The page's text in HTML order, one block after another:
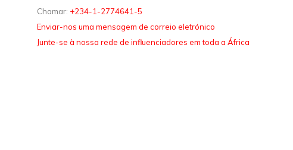
Chamar: +234-1-2774641-5
Enviar-nos uma mensagem de correio eletrónico
Junte-se à nossa rede de influenciadores em toda a África